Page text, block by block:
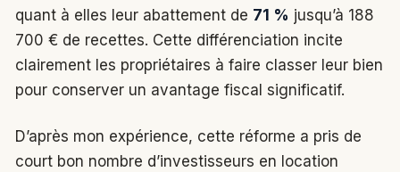
quant à elles leur abattement de 71 % jusqu’à 188
700 € de recettes. Cette différenciation incite
clairement les propriétaires à faire classer leur bien
pour conserver un avantage fiscal significatif.
D’après mon expérience, cette réforme a pris de
court bon nombre d’investisseurs en location